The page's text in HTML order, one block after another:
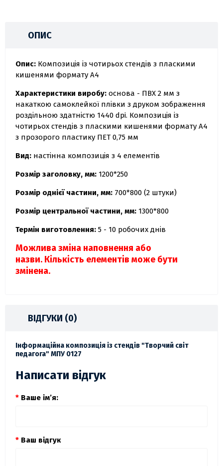
ОПИС
Опис: Композиція із чотирьох стендів з пласкими
кишенями формату А4
Характеристики виробу: основа - ПВХ 2 мм з
накаткою самоклейкої плівки з друком зображення
роздільною здатністю 1440 dpi. Композиція із
чотирьох стендів з пласкими кишенями формату А4
з прозорого пластику ПЕТ 0,75 мм
Вид: настінна композиція з 4 елементів
Розмір заголовку, мм: 1200*250
Розмір однієї частини, мм: 700*800 (2 штуки)
Розмір центральної частини, мм: 1300*800
Термін виготовлення: 5 - 10 робочих днів
Можлива зміна наповнення або
назви. Кількість елементів може бути
змінена.
ВІДГУКИ (0)
Інформаційна композиція із стендів "Творчий світ
педагога" МПУ 0127
Написати відгук
Ваше ім’я:
Ваш відгук